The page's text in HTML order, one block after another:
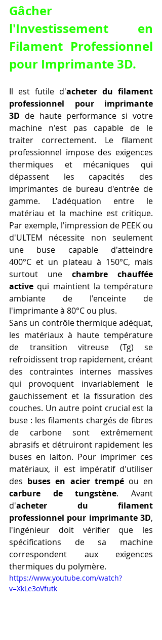
Gâcher
l'Investissement en
Filament Professionnel
pour Imprimante 3D.
Il est futile d'acheter du filament
professionnel pour imprimante
3D de haute performance si votre
machine n'est pas capable de le
traiter correctement. Le filament
professionnel impose des exigences
thermiques et mécaniques qui
dépassent les capacités des
imprimantes de bureau d'entrée de
gamme. L'adéquation entre le
matériau et la machine est critique.
Par exemple, l'impression de PEEK ou
d'ULTEM nécessite non seulement
une buse capable d'atteindre
400°C et un plateau à 150°C, mais
surtout une chambre chauffée
active qui maintient la température
ambiante de l'enceinte de
l'imprimante à 80°C ou plus.
Sans un contrôle thermique adéquat,
les matériaux à haute température
de transition vitreuse (Tg) se
refroidissent trop rapidement, créant
des contraintes internes massives
qui provoquent invariablement le
gauchissement et la fissuration des
couches. Un autre point crucial est la
buse : les filaments chargés de fibres
de carbone sont extrêmement
abrasifs et détruiront rapidement les
buses en laiton. Pour imprimer ces
matériaux, il est impératif d'utiliser
des buses en acier trempé
carbure de tungstène. Avant
d'acheter du filament
professionnel pour imprimante 3D,
l'ingénieur doit vérifier que les
spécifications de sa machine
correspondent aux exigences
thermiques du polymère.
https://www.youtube.com/watch?
v=XkLe3oVfutk